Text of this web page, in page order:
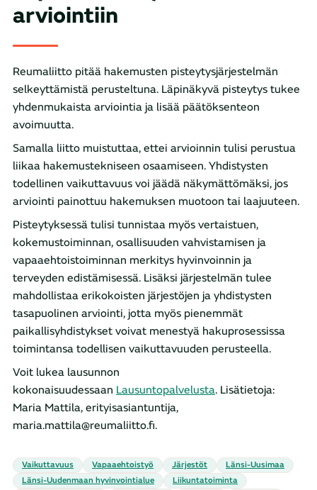
arviointiin
Reumaliitto pitää hakemusten pisteytysjärjestelmän
selkeyttämistä perusteltuna. Läpinäkyvä pisteytys tukee
yhdenmukaista arviointia ja lisää päätöksenteon
avoimuutta.
Samalla liitto muistuttaa, ettei arvioinnin tulisi perustua
liikaa hakemustekniseen osaamiseen. Yhdistysten
todellinen vaikuttavuus voi jäädä näkymättömäksi, jos
arviointi painottuu hakemuksen muotoon tai laajuuteen.
Pisteytyksessä tulisi tunnistaa myös vertaistuen,
kokemustoiminnan, osallisuuden vahvistamisen ja
vapaaehtoistoiminnan merkitys hyvinvoinnin ja
terveyden edistämisessä. Lisäksi järjestelmän tulee
mahdollistaa erikokoisten järjestöjen ja yhdistysten
tasapuolinen arviointi, jotta myös pienemmät
paikallisyhdistykset voivat menestyä hakuprosessissa
toimintansa todellisen vaikuttavuuden perusteella.
Voit lukea lausunnon
kokonaisuudessaan Lausuntopalvelusta. Lisätietoja:
Maria Mattila, erityisasiantuntija,
maria.mattila@reumaliitto.fi.
vaikuttavuus vapaaehtoistyö järjestöt
Länsi-Uusimaa
Länsi-Uudenmaan hyvinvointialue
liikuntatoiminta